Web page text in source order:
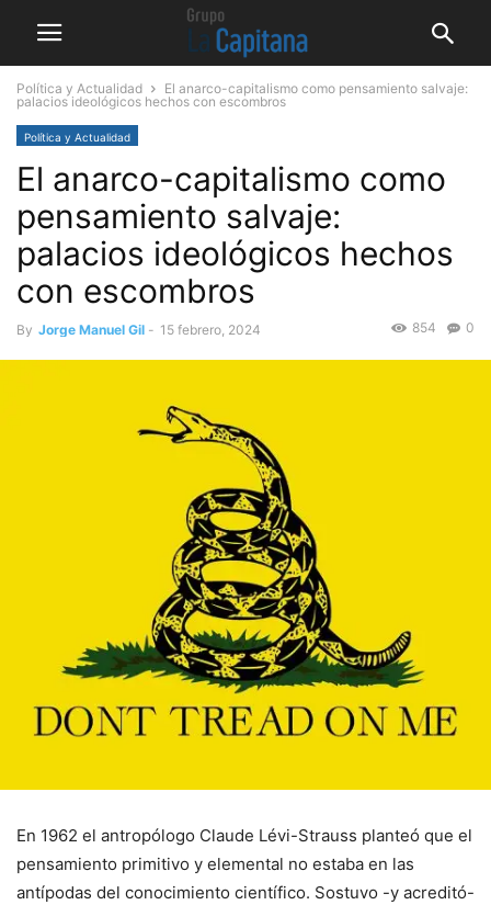
Política y Actualidad
El anarco-capitalismo como pensamiento salvaje:
palacios ideológicos hechos con escombros
Política y Actualidad
El anarco-capitalismo como
pensamiento salvaje:
palacios ideológicos hechos
con escombros
By Jorge Manuel Gil - 15 febrero, 2024 0
854
En 1962 el antropólogo Claude Lévi-Strauss planteó que el
pensamiento primitivo y elemental no estaba en las
antípodas del conocimiento científico. Sostuvo -y acreditó-